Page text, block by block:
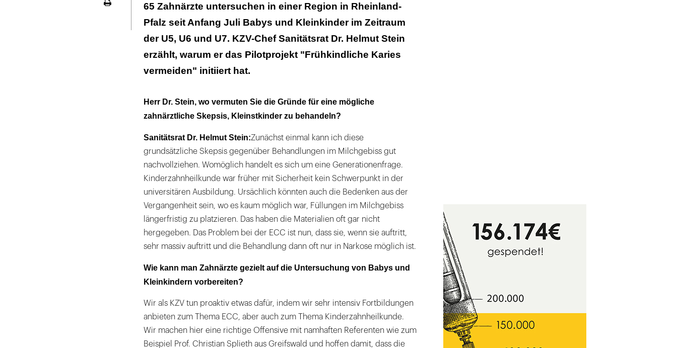
"Die Mühlen im G-BA mahlen sehr langsam"
65 Zahnärzte untersuchen in einer Region in Rheinland-
Pfalz seit Anfang Juli Babys und Kleinkinder im Zeitraum
der U5, U6 und U7. KZV-Chef Sanitätsrat Dr. Helmut Stein
erzählt, warum er das Pilotprojekt "Frühkindliche Karies
vermeiden" initiiert hat.
Herr Dr. Stein, wo vermuten Sie die Gründe für eine mögliche
zahnärztliche Skepsis, Kleinstkinder zu behandeln?
Sanitätsrat Dr. Helmut Stein:Zunächst einmal kann ich diese
grundsätzliche Skepsis gegenüber Behandlungen im Milchgebiss gut
nachvollziehen. Womöglich handelt es sich um eine Generationenfrage.
Kinderzahnheilkunde war früher mit Sicherheit kein Schwerpunkt in der
universitären Ausbildung. Ursächlich könnten auch die Bedenken aus der
Vergangenheit sein, wo es kaum möglich war, Füllungen im Milchgebiss
längerfristig zu platzieren. Das haben die Materialien oft gar nicht
hergegeben. Das Problem bei der ECC ist nun, dass sie, wenn sie auftritt,
sehr massiv auftritt und die Behandlung dann oft nur in Narkose möglich ist.
Wie kann man Zahnärzte gezielt auf die Untersuchung von Babys und
Kleinkindern vorbereiten?
Wir als KZV tun proaktiv etwas dafür, indem wir sehr intensiv Fortbildungen
anbieten zum Thema ECC, aber auch zum Thema Kinderzahnheilkunde.
Wir machen hier eine richtige Offensive mit namhaften Referenten wie zum
Beispiel Prof. Christian Splieth aus Greifswald und hoffen damit, dass die